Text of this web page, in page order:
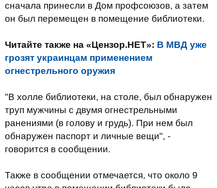
сначала принесли в Дом профсоюзов, а затем
он был перемещен в помещение библиотеки.
Читайте также на «Цензор.НЕТ»: В МВД уже
грозят украинцам применением
огнестрельного оружия
"В холле библиотеки, на столе, был обнаружен
труп мужчины с двумя огнестрельными
ранениями (в голову и грудь). При нем был
обнаружен паспорт и личные вещи", -
говорится в сообщении.
Также в сообщении отмечается, что около 9